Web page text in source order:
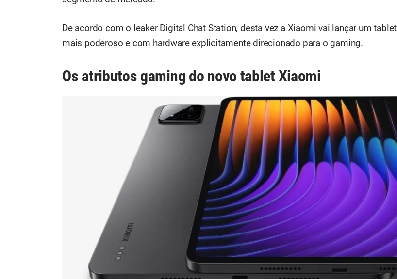
De acordo com o leaker Digital Chat Station, desta vez a Xiaomi vai lançar um tablet
mais poderoso e com hardware explicitamente direcionado para o gaming.
Os atributos gaming do novo tablet Xiaomi